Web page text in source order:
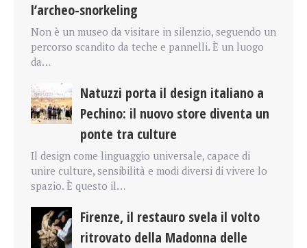
l’archeo-snorkeling
Non è un museo da visitare in silenzio, seguendo un
percorso scandito da teche e pannelli. È un luogo
da…
Natuzzi porta il design italiano a
Pechino: il nuovo store diventa un
ponte tra culture
Il design come linguaggio universale, capace di
unire culture, sensibilità e modi diversi di vivere lo
spazio. È questo il…
Firenze, il restauro svela il volto
ritrovato della Madonna delle